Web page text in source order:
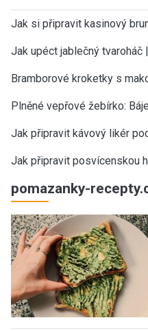
Jak si připravit kasinový
Jak upéct jablečný tvaroháč
Bramborové kroketky s
Plněné vepřové žebírko:
Jak připravit kávový likér
Jak připravit posvícenskou
pomazanky-